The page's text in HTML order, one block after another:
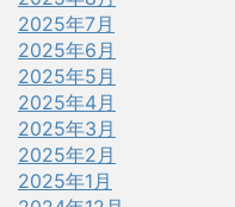
2025年7月
2025年6月
2025年5月
2025年4月
2025年3月
2025年2月
2025年1月